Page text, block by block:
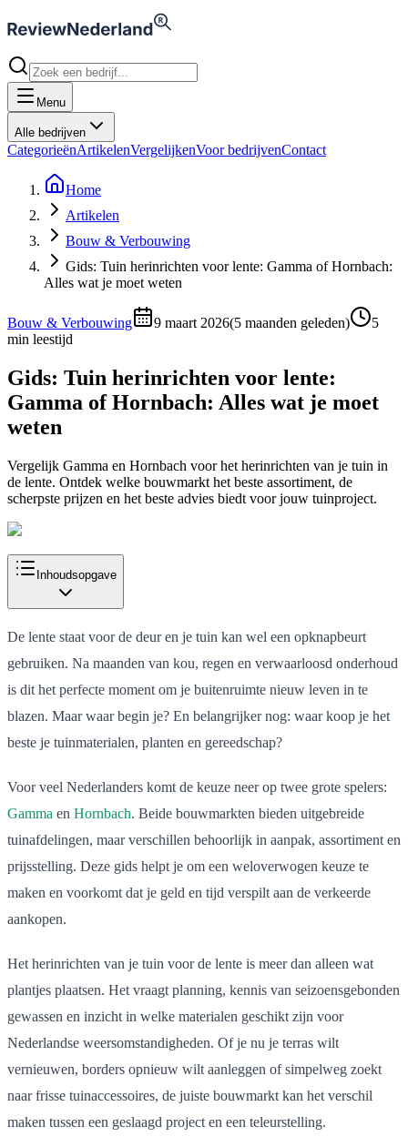
Menu
Alle bedrijven
CategorieënArtikelenVergelijkenVoor bedrijvenContact
Home
Artikelen
Bouw & Verbouwing
Gids: Tuin herinrichten voor lente: Gamma of Hornbach:
Alles wat je moet weten
Bouw & Verbouwing 9 maart 2026(5 maanden geleden)
5
min leestijd
Gids: Tuin herinrichten voor lente:
Gamma of Hornbach: Alles wat je moet
weten
Vergelijk Gamma en Hornbach voor het herinrichten van je tuin in
de lente. Ontdek welke bouwmarkt het beste assortiment, de
scherpste prijzen en het beste advies biedt voor jouw tuinproject.
Inhoudsopgave
De lente staat voor de deur en je tuin kan wel een opknapbeurt
gebruiken. Na maanden van kou, regen en verwaarloosd onderhoud
is dit het perfecte moment om je buitenruimte nieuw leven in te
blazen. Maar waar begin je? En belangrijker nog: waar koop je het
beste je tuinmaterialen, planten en gereedschap?
Voor veel Nederlanders komt de keuze neer op twee grote spelers:
Gamma en Hornbach. Beide bouwmarkten bieden uitgebreide
tuinafdelingen, maar verschillen behoorlijk in aanpak, assortiment en
prijsstelling. Deze gids helpt je om een weloverwogen keuze te
maken en voorkomt dat je geld en tijd verspilt aan de verkeerde
aankopen.
Het herinrichten van je tuin voor de lente is meer dan alleen wat
plantjes plaatsen. Het vraagt planning, kennis van seizoensgebonden
gewassen en inzicht in welke materialen geschikt zijn voor
Nederlandse weersomstandigheden. Of je nu je terras wilt
vernieuwen, borders opnieuw wilt aanleggen of simpelweg zoekt
naar frisse tuinaccessoires, de juiste bouwmarkt kan het verschil
maken tussen een geslaagd project en een teleurstelling.